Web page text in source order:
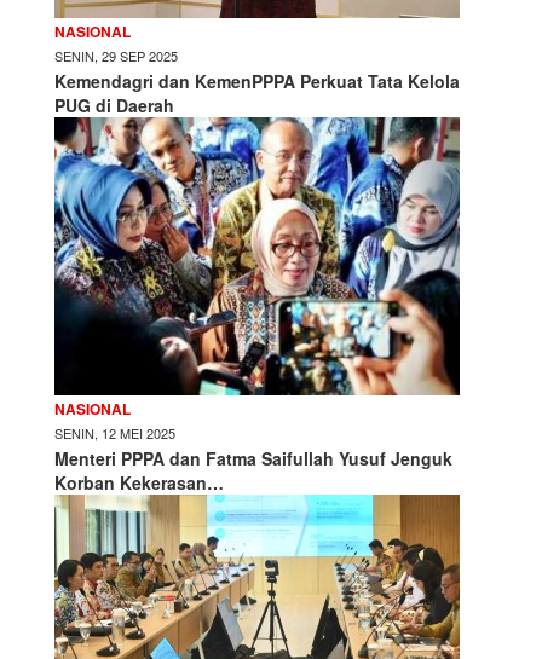
NASIONAL
SENIN, 29 SEP 2025
Kemendagri dan KemenPPPA Perkuat Tata Kelola
PUG di Daerah
NASIONAL
SENIN, 12 MEI 2025
Menteri PPPA dan Fatma Saifullah Yusuf Jenguk
Korban Kekerasan…